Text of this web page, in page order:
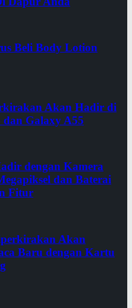
Beli Body Lotion
Akan Hadir di
dan Galaxy A55
dengan Kamera
dan Baterai
Fitur
Akan
Baru dengan Kartu